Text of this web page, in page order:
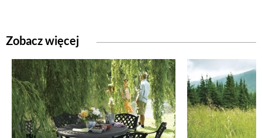
Zobacz więcej